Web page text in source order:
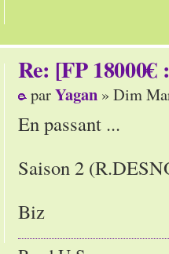
Re: [FP
parYagan » Dim
En passant ...
Saison 2
Biz